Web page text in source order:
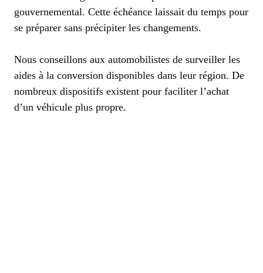
gouvernemental. Cette échéance laissait du temps pour
se préparer sans précipiter les changements.
Nous conseillons aux automobilistes de surveiller les
aides à la conversion disponibles dans leur région. De
nombreux dispositifs existent pour faciliter l’achat
d’un véhicule plus propre.